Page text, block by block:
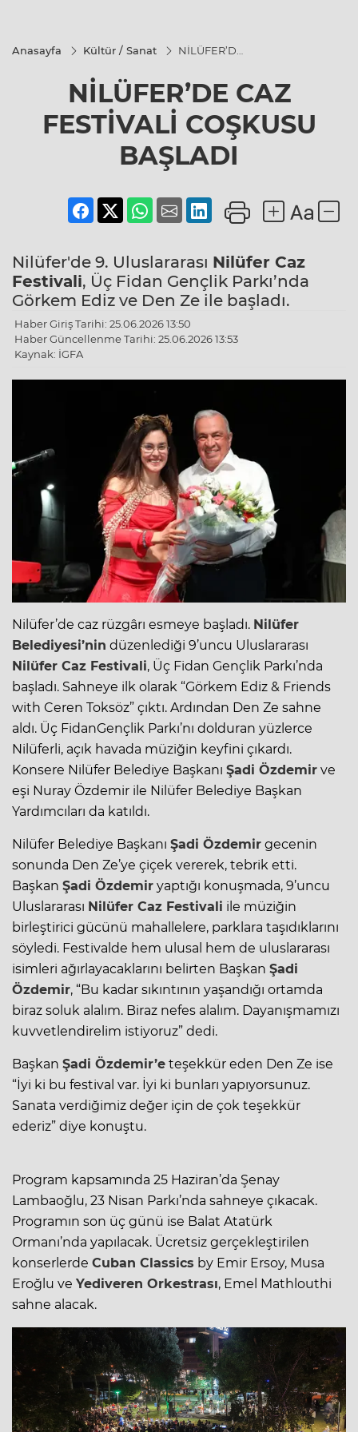
Anasayfa Kültür / Sanat
NİLÜFER’DE
COŞKUSU
BAŞLADI
NİLÜFER’DE CAZ
FESTİVALİ COŞKUSU
BAŞLADI
Nilüfer'de 9. Uluslararası Nilüfer Caz
Festivali, Üç Fidan Gençlik Parkı’nda
Görkem Ediz ve Den Ze ile başladı.
Haber Giriş Tarihi: 25.06.2026 13:50
Haber Güncellenme Tarihi: 25.06.2026 13:53
Kaynak: İGFA
Nilüfer’de caz rüzgârı esmeye başladı. Nilüfer
Belediyesi’nin düzenlediği 9’uncu Uluslararası
Nilüfer Caz Festivali, Üç Fidan Gençlik Parkı’nda
başladı. Sahneye ilk olarak “Görkem Ediz & Friends
with Ceren Toksöz” çıktı. Ardından Den Ze sahne
aldı. Üç FidanGençlik Parkı’nı dolduran yüzlerce
Nilüferli, açık havada müziğin keyfini çıkardı.
Konsere Nilüfer Belediye Başkanı Şadi Özdemir ve
eşi Nuray Özdemir ile Nilüfer Belediye Başkan
Yardımcıları da katıldı.
Nilüfer Belediye Başkanı Şadi Özdemir gecenin
sonunda Den Ze’ye çiçek vererek, tebrik etti.
Başkan Şadi Özdemir yaptığı konuşmada, 9’uncu
Uluslararası Nilüfer Caz Festivali ile müziğin
birleştirici gücünü mahallelere, parklara taşıdıklarını
söyledi. Festivalde hem ulusal hem de uluslararası
isimleri ağırlayacaklarını belirten Başkan Şadi
Özdemir, “Bu kadar sıkıntının yaşandığı ortamda
biraz soluk alalım. Biraz nefes alalım. Dayanışmamızı
kuvvetlendirelim istiyoruz” dedi.
Başkan Şadi Özdemir’e teşekkür eden Den Ze ise
“İyi ki bu festival var. İyi ki bunları yapıyorsunuz.
Sanata verdiğimiz değer için de çok teşekkür
ederiz” diye konuştu.
Program kapsamında 25 Haziran’da Şenay
Lambaoğlu, 23 Nisan Parkı’nda sahneye çıkacak.
Programın son üç günü ise Balat Atatürk
Ormanı’nda yapılacak. Ücretsiz gerçekleştirilen
konserlerde Cuban Classics by Emir Ersoy, Musa
Eroğlu ve Yediveren Orkestrası, Emel Mathlouthi
sahne alacak.